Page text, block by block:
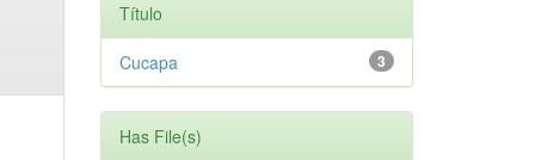
Título
3
Cucapa
Has File(s)